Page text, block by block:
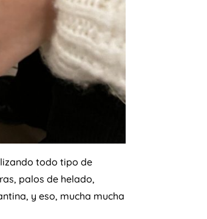
todo tipo de
palos de helado,
y eso, mucha mucha